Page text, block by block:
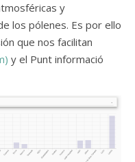
y
los pólenes. Es por ello
que nos facilitan
y el Punt informació